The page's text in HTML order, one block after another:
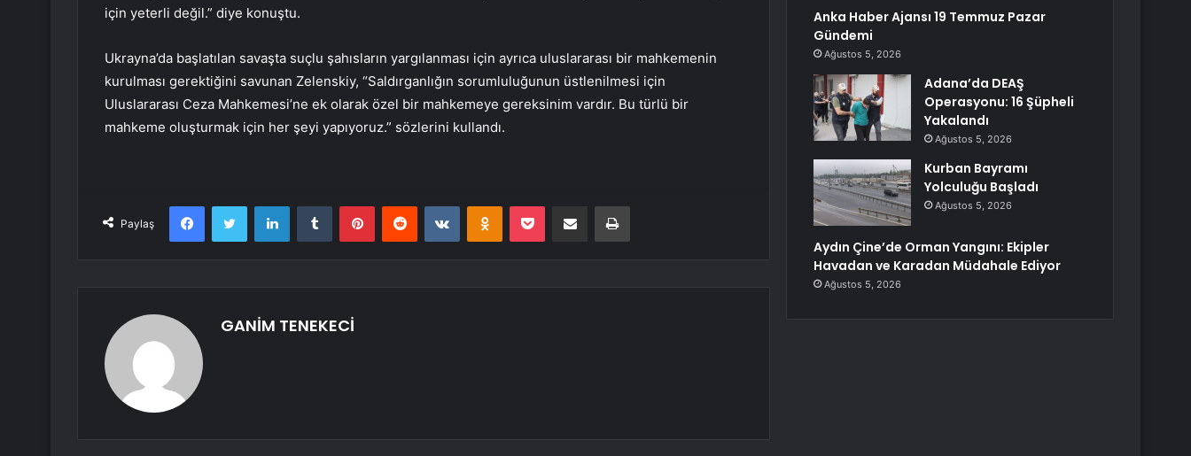
için yeterli değil.” diye konuştu.
Ukrayna’da başlatılan savaşta suçlu şahısların yargılanması için ayrıca uluslararası bir mahkemenin
kurulması gerektiğini savunan Zelenskiy, “Saldırganlığın sorumluluğunun üstlenilmesi için
Uluslararası Ceza Mahkemesi’ne ek olarak özel bir mahkemeye gereksinim vardır. Bu türlü bir
mahkeme oluşturmak için her şeyi yapıyoruz.” sözlerini kullandı.
Paylaş
FacebookTwitter LinkedInTumblr PinterestReddit VKontakteOdnoklassniki
Pocket E-Posta ile paylaş Yazdır
GANİM TENEKECİ
Anka Haber Ajansı 19 Temmuz Pazar
Gündemi
Ağustos 5, 2026
Adana’da DEAŞ
Operasyonu: 16 Şüpheli
Yakalandı
Ağustos 5, 2026
Kurban Bayramı
Yolculuğu Başladı
Ağustos 5, 2026
Aydın Çine’de Orman Yangını: Ekipler
Havadan ve Karadan Müdahale Ediyor
Ağustos 5, 2026